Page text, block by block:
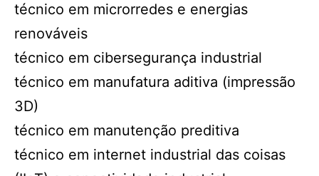
técnico em microrredes e energias
renováveis
técnico em cibersegurança industrial
técnico em manufatura aditiva (impressão
3D)
técnico em manutenção preditiva
técnico em internet industrial das coisas